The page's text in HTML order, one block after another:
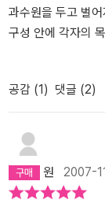
뿐만이 아니라, 살
다. 아무것도 가르
서슴없이 꼽고 싶
원을 점령하라. 인
생명을 지켜내라.
한결 흥미롭다. 마
다. 오리, 쥐, 찌르
가는 걸까?'가 궁
그의 눈에 비친 보
을 느낄 수 있었다.
들보다 낮은 곳에
고 인간의 귀염만
철새와 텃새로 아
나무의 정령. 모두
과수원을 두고 벌
구성 안에 각자의
간의 입장일 뿐,
다른 모든 생명들
럼, 그리고 황희 정
다른 입장에 서 보
나아가 그들이 생
없는 불가침의 것
도 모르고 살고 있
공감 (1) 댓글 (2)
원 2007-